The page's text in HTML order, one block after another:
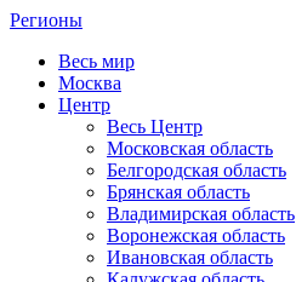
Регионы
Весь мир
Москва
Центр
Весь Центр
Московская область
Белгородская область
Брянская область
Владимирская область
Воронежская область
Ивановская область